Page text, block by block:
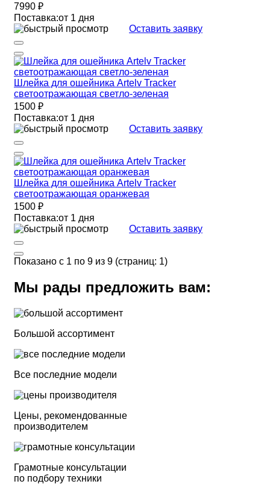
7990 ₽
Поставка:от 1 дня
Оставить заявку
Шлейка для ошейника Artelv Tracker
светоотражающая светло-зеленая
1500 ₽
Поставка:от 1 дня
Оставить заявку
Шлейка для ошейника Artelv Tracker
светоотражающая оранжевая
1500 ₽
Поставка:от 1 дня
Оставить заявку
Показано с 1 по 9 из 9 (страниц: 1)
Мы рады предложить вам:
Большой ассортимент
Все последние модели
Цены, рекомендованные
производителем
Грамотные консультации
по подбору техники